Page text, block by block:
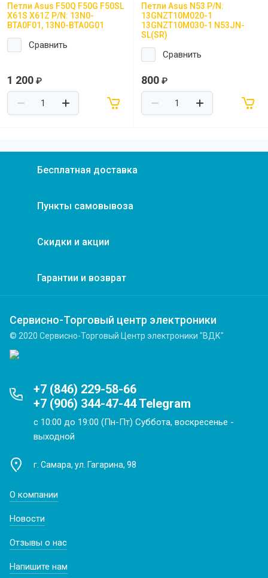
Петли Asus F50Q F50G F50SL
X61S X61Z P/N: 13N0-
BTA0F01, 13N0-BTA0G01
Сравнить
1 200 ₽
Петли Asus N53 P/N:
13GNZT10M020-1
13GNZT10M030-1 N53JN-
SL(SR)
Сравнить
800 ₽
Бесплатная доставка
Пункты самовывоза
Скидки и акции
Гарантии и возврат
Сервисно-Торговый центр электроники
© 2020 Сервисно-Торговый Центр электроники "ВДК"
+7 (846) 229-58-66
+7 (906) 344-47-44 Telegram
с 10:00 до 19:00 (Пн-Пт) Суббота, воскресенье -
выходной
г. Самара, ул. Гагарина, 98
О компании
Новости
Отзывы о нас
Напишите нам